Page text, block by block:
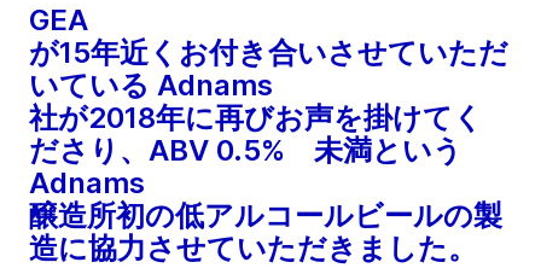
GEA
が15年近くお付き合いさせていただ
いている Adnams
社が2018年に再びお声を掛けてく
ださり、ABV 0.5% 未満という
Adnams
醸造所初の低アルコールビールの製
造に協力させていただきました。